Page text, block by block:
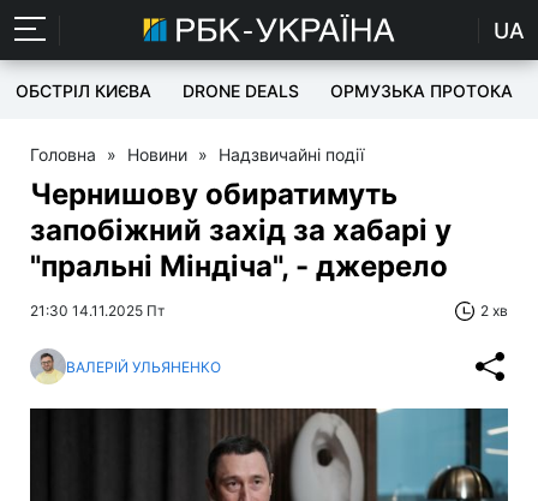
UA
ОБСТРІЛ КИЄВА DRONE DEALS ОРМУЗЬКА ПРОТОКА
Головна » Новини » Надзвичайні події
Чернишову обиратимуть
запобіжний захід за хабарі у
"пральні Міндіча", - джерело
21:30 14.11.2025 Пт 2 хв
ВАЛЕРІЙ УЛЬЯНЕНКО